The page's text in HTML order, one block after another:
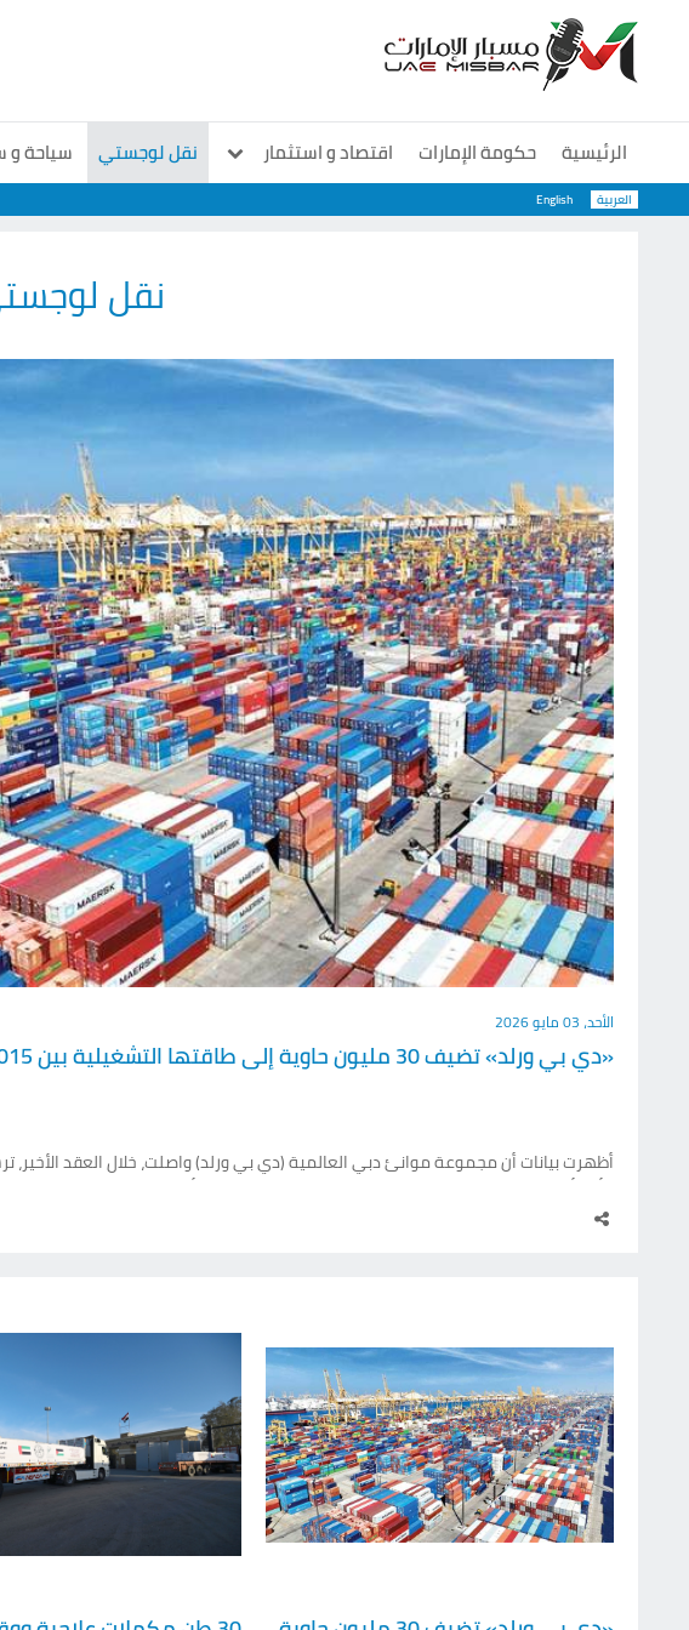
الرئيسية حكومة الإمارات اقتصاد و استثمار نقل لوجستي سياحة و
معارض و مؤتمرات
منوعات سوشيال العربية English
نقل
الأحد، 03 مايو 2026
«دي بي ورلد» تضيف 30 مليون حاوية إلى طاقتها التشغيلية بين 2015 و2025
أظهرت بيانات أن مجموعة موانئ دبي العالمية (دي بي ورلد) واصلت، خلال العقد الأخير،